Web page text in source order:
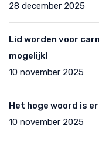
28 december 2025
Lid worden voor
mogelijk!
10 november 2025
Het hoge woord is
10 november 2025